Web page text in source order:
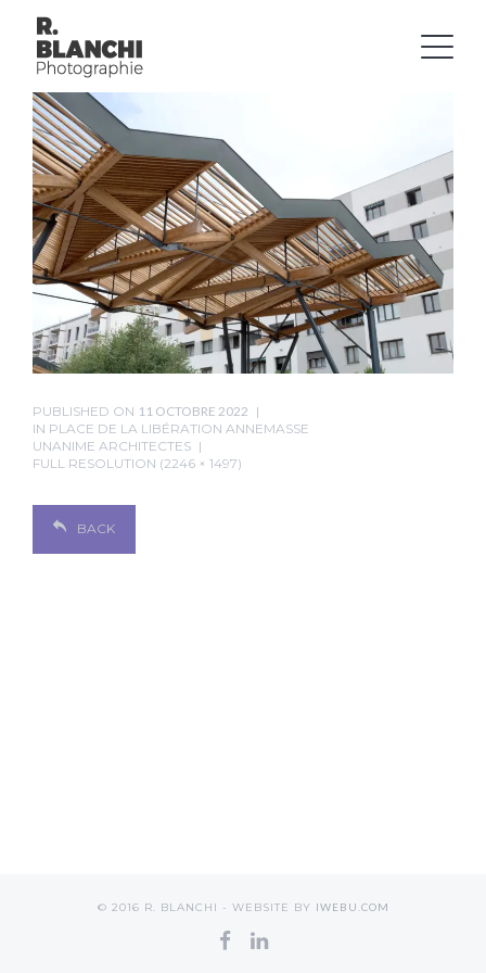
PUBLISHED ON 11 OCTOBRE 2022
IN PLACE DE LA LIBÉRATION ANNEMASSE
UNANIME ARCHITECTES
FULL RESOLUTION (2246 × 1497)
BACK
© 2016 R. BLANCHI - WEBSITE BY IWEBU.COM